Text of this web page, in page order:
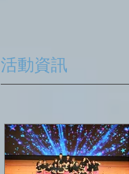
活動資訊